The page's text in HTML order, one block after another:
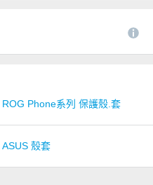
ROG Phone系列 保護殼.套
ASUS 殼套